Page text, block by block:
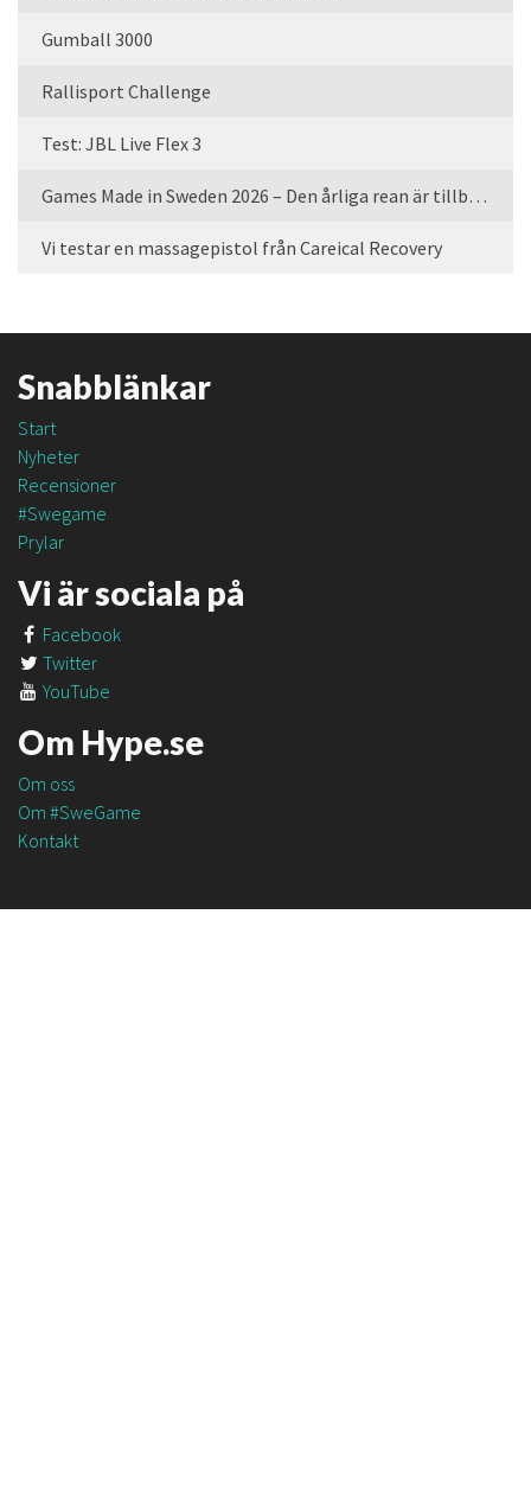
Gumball 3000
Rallisport Challenge
Test: JBL Live Flex 3
Games Made in Sweden 2026 – Den årliga rean är tillbaka
Vi testar en massagepistol från Careical Recovery
Snabblänkar
Start
Nyheter
Recensioner
#Swegame
Prylar
Vi är sociala på
Facebook
Twitter
YouTube
Om Hype.se
Om oss
Om #SweGame
Kontakt